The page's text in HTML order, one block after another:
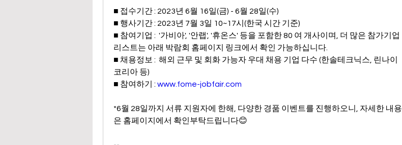
■ 접수기간 : 2023년 6월 16일(금) - 6월 28일(수)
■ 행사기간 : 2023년 7월 3일 10~17시(한국 시간 기준)
■ 참여기업 :  '가비아', '안랩', '휴온스' 등을 포함한 80 여 개사이며, 더 많은 참가기업
리스트는 아래 박람회 홈페이지 링크에서 확인 가능하십니다.
■ 채용정보 :  해외 근무 및 회화 가능자 우대 채용 기업 다수 (한솔테크닉스, 린나이
코리아 등)
■ 참여하기 : www.fome-jobfair.com
*6월 28일까지 서류 지원자에 한해, 다양한 경품 이벤트를 진행하오니, 자세한 내용
은 홈페이지에서 확인부탁드립니다😊